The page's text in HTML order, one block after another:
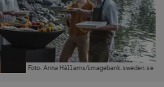
Foto: Anna Hållams/imagebank.sweden.se